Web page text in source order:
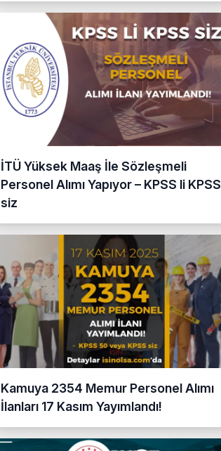
İTÜ Yüksek Maaş İle Sözleşmeli
Personel Alımı Yapıyor – KPSS li KPSS
siz
Kamuya 2354 Memur Personel Alımı
İlanları 17 Kasım Yayımlandı!